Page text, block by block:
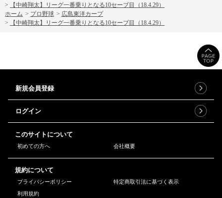
>
【中崎翔太】リーグ一番乗りとなる10セーブ目（18.4.29）
ホーム > プロ野球 > 広島東洋カープ
>
【中崎翔太】リーグ一番乗りとなる10セーブ目（18.4.29）
新規会員登録
ログイン
このサイトについて
初めての方へ 会社概要
規約について
プライバシーポリシー
特定商取引法に基づく表示
利用規約